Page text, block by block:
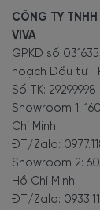
CÔNG TY
VIVA
GPKD số
hoạch Đầu tư
Số TK:
Showroom 1:
Chí Minh
ĐT/Zalo:
Showroom 2:
Hồ Chí Minh
ĐT/Zalo: